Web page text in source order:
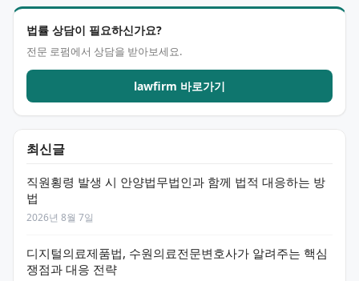
법률 상담이 필요하신가요?
전문 로펌에서 상담을 받아보세요.
lawfirm 바로가기
최신글
직원횡령 발생 시 안양법무법인과 함께 법적 대응하는 방
법
2026년 8월 7일
디지털의료제품법, 수원의료전문변호사가 알려주는 핵심
쟁점과 대응 전략